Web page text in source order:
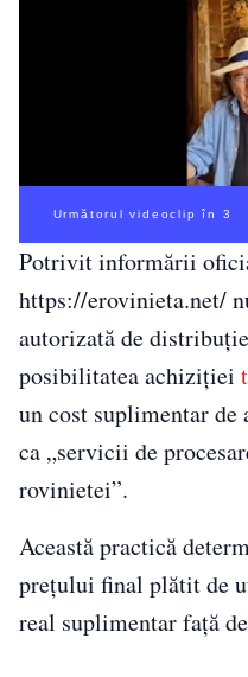
Următorul videoclip în 2
Potrivit informării
https://erovinieta.net/
autorizată de
posibilitatea achiziției
un cost suplimentar
ca „servicii de
rovinietei”.
Această practică
prețului final plătit de
real suplimentar față